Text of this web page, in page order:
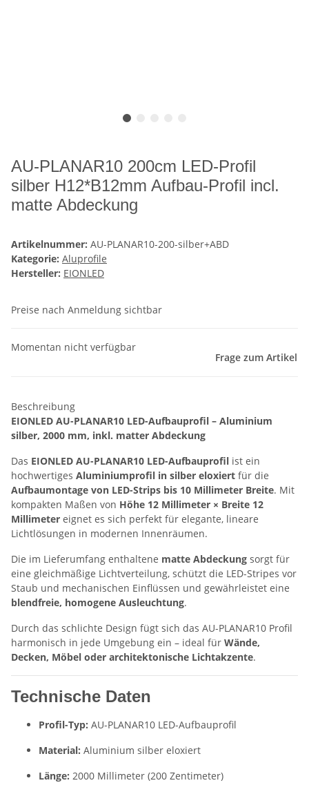
AU-PLANAR10 200cm LED-Profil
silber H12*B12mm Aufbau-Profil incl.
matte Abdeckung
Artikelnummer: AU-PLANAR10-200-silber+ABD
Kategorie: Aluprofile
Hersteller: EIONLED
Preise nach Anmeldung sichtbar
Momentan nicht verfügbar
Frage zum Artikel
Beschreibung
EIONLED AU-PLANAR10 LED-Aufbauprofil – Aluminium
silber, 2000 mm, inkl. matter Abdeckung
Das EIONLED AU-PLANAR10 LED-Aufbauprofil ist ein
hochwertiges Aluminiumprofil in silber eloxiert für die
Aufbaumontage von LED-Strips bis 10 Millimeter Breite. Mit
kompakten Maßen von Höhe 12 Millimeter × Breite 12
Millimeter eignet es sich perfekt für elegante, lineare
Lichtlösungen in modernen Innenräumen.
Die im Lieferumfang enthaltene matte Abdeckung sorgt für
eine gleichmäßige Lichtverteilung, schützt die LED-Stripes vor
Staub und mechanischen Einflüssen und gewährleistet eine
blendfreie, homogene Ausleuchtung.
Durch das schlichte Design fügt sich das AU-PLANAR10 Profil
harmonisch in jede Umgebung ein – ideal für Wände,
Decken, Möbel oder architektonische Lichtakzente.
Technische Daten
Profil-Typ: AU-PLANAR10 LED-Aufbauprofil
Material: Aluminium silber eloxiert
Länge: 2000 Millimeter (200 Zentimeter)